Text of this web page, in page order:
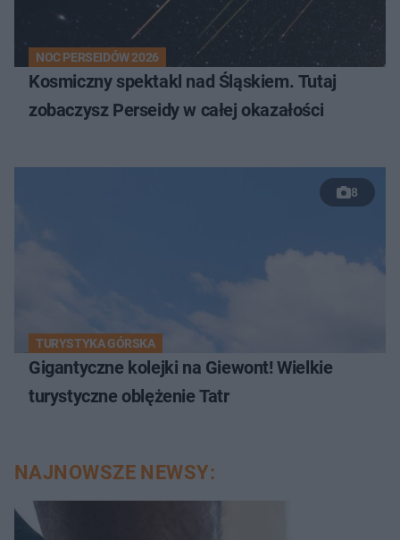
NOC PERSEIDÓW 2026
Kosmiczny spektakl nad Śląskiem. Tutaj
zobaczysz Perseidy w całej okazałości
8
TURYSTYKA GÓRSKA
Gigantyczne kolejki na Giewont! Wielkie
turystyczne oblężenie Tatr
NAJNOWSZE NEWSY: